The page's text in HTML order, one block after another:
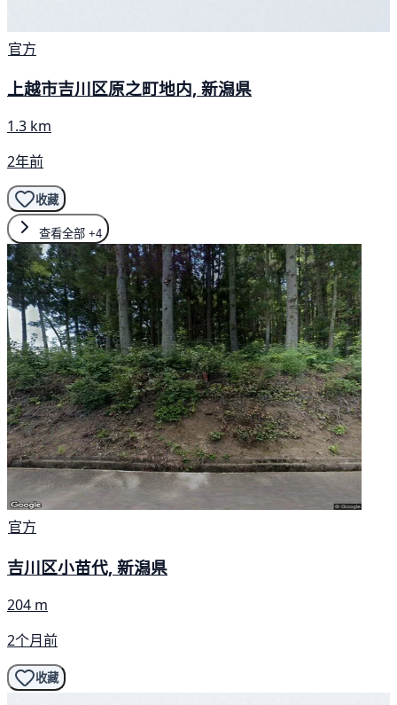
官方
上越市吉川区原之町地内, 新潟県
1.3 km
2年前
收藏
查看全部 +4
官方
吉川区小苗代, 新潟県
204 m
2个月前
收藏